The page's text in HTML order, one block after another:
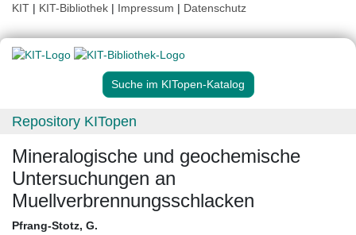
KIT | KIT-Bibliothek | Impressum | Datenschutz
Suche im KITopen-Katalog
Repository KITopen
Mineralogische und geochemische
Untersuchungen an
Muellverbrennungsschlacken
Pfrang-Stotz, G.